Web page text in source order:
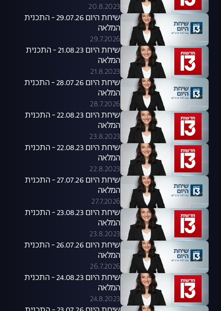
20.8.2023
שיחת היום 29.07.26 - התכנית
המלאה
29.7.2026
שיחת היום 21.08.23 - התכנית
המלאה
21.8.2023
שיחת היום 28.07.26 - התכנית
המלאה
28.7.2026
שיחת היום 22.08.23 - התכנית
המלאה
23.8.2023
שיחת היום 22.08.23 - התכנית
המלאה
22.8.2023
שיחת היום 27.07.26 - התכנית
המלאה
27.7.2026
שיחת היום 23.08.23 - התכנית
המלאה
23.8.2023
שיחת היום 26.07.26 - התכנית
המלאה
26.7.2026
שיחת היום 24.08.23 - התכנית
המלאה
24.8.2023